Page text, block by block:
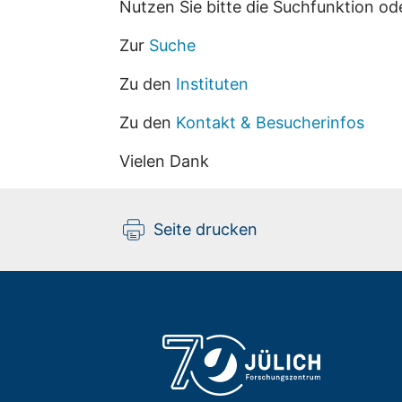
Nutzen Sie bitte die Suchfunktion
Zur Suche
Zu den Instituten
Zu den Kontakt & Besucherinfos
Vielen Dank
Seite drucken